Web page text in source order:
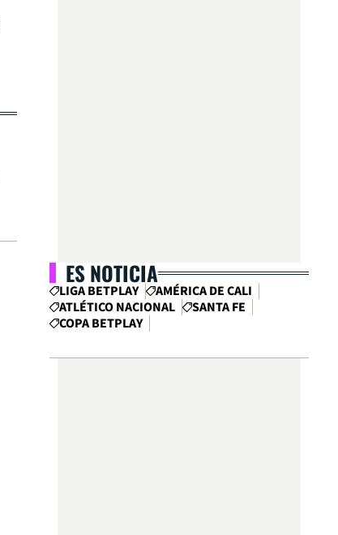
ES NOTICIA
LIGA BETPLAY
AMÉRICA DE CALI
ATLÉTICO NACIONAL
SANTA FE
COPA BETPLAY